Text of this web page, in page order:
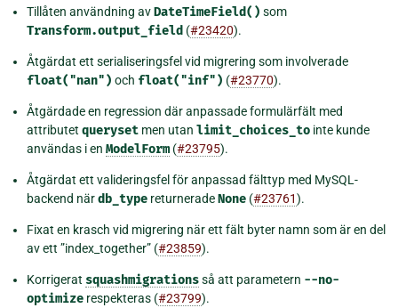
Tillåten användning avDateTimeField() som
Transform.output_field (#23420).
Åtgärdat ett serialiseringsfel vid migrering som involverade
float("nan") och float("inf") (#23770).
Åtgärdade en regression där anpassade formulärfält med
attributet queryset men utan limit_choices_to inte kunde
användas i en ModelForm (#23795).
Åtgärdat ett valideringsfel för anpassad fälttyp med MySQL-
backend närdb_type returneradeNone (#23761).
Fixat en krasch vid migrering när ett fält byter namn som är en del
av ett ”index_together” (#23859).
Korrigerat squashmigrationsså att parametern --no-
optimize respekteras (#23799).